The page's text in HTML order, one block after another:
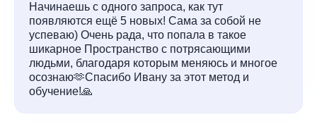
Начинаешь с одного запроса, как тут
появляются ещё 5 новых! Сама за собой не
успеваю) Очень рада, что попала в такое
шикарное Пространство с потрясающими
людьми, благодаря которым меняюсь и многое
осознаю🫶Спасибо Ивану за этот метод и
обучение!🙏